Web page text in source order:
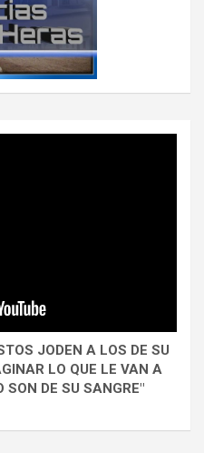
JODEN A LOS DE SU
LO QUE LE VAN A
SON DE SU SANGRE"